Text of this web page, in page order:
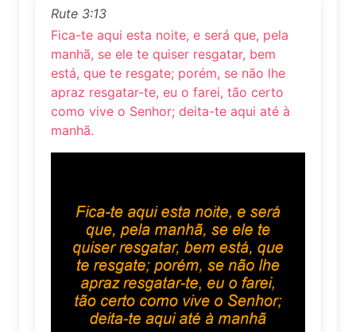
Rute 3:13
Fica-te aqui esta noite, e será que, pela
manhã, se ele te quiser resgatar, bem
está, que te resgate; porém, se não lhe
apraz resgatar-te, eu o farei, tão certo
como vive o Senhor; deita-te aqui até à
manhã.